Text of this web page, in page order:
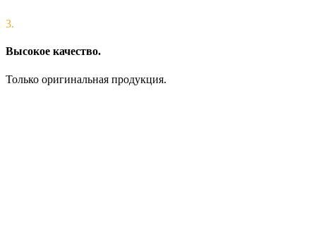
3.
Высокое качество.
Только оригинальная продукция.